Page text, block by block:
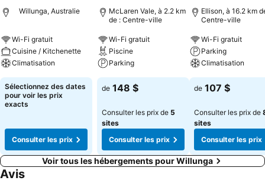
Willunga, Australie
Wi-Fi gratuit
Cuisine / Kitchenette
Climatisation
Sélectionnez des dates
pour voir les prix
exacts
Consulter les prix
McLaren Vale, à 2.2 km
de : Centre-ville
Wi-Fi gratuit
Piscine
Parking
de 148 $
Consulter les prix de 5
sites
Consulter les prix
Ellison, à 16.2 km
Centre-ville
Wi-Fi gratuit
Parking
Climatisation
de 107 $
Consulter les prix de
sites
Consulter les prix
Voir tous les hébergements pour Willunga
Avis